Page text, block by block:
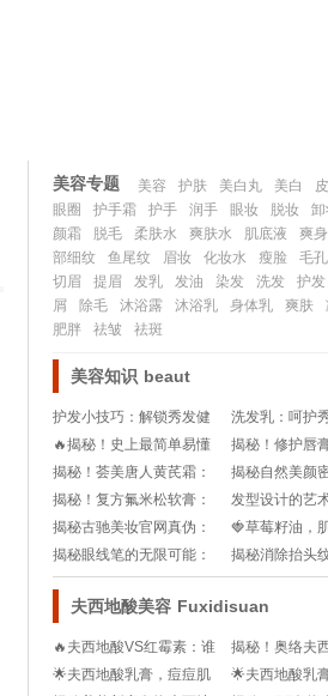
美容专题 美容 护肤 美白丸 美白
眼圈
护手霜 护手 润手 眼妆 脱妆
颜霜
脱毛 柔肤水 爽肤水 肌底液 爽
部细纹
鱼尾纹 眉妆 化妆水 瘦脸 毛
切眉
提眉 发乳 发油 染发 洗发 护发
屑
除毛 沐浴露 沐浴乳 身体乳 爽肤
肥胖
祛皱 祛斑
美容知识 beaut
护发小技巧：解锁秀发健
康与光泽的秘密
洗发乳：呵护
武器
🔥揭秘！史上最简单易懂
的眉妆卸妆教程，轻松告
别尴尬时刻!
揭秘！修护唇
楚，你值得拥
揭秘！荟美唐人黄芪霜：
是传说中的宝藏国货还是
名副其实的名牌？🔍🌟
揭秘自然美颜
眉型大揭秘🔍
揭秘！复方氟米松软膏：
脸上的护肤新选择？!
发型设计的艺
与风格的巧妙
揭秘古驰美妆官网真伪：
一招教你轻松鉴别！🔍官
方网站验证指南🌟
🍓草莓籽油，
宝藏！它真的
吗？🔍
揭秘眼线笔的无限可能：
不仅仅画眼线那么简单!
揭秘消除抬头
略
夫西地酸美容 Fuxidisuan
🔥夫西地酸VS红霉素：谁
才是皮肤炎症的救星？决
战软膏界的王者！🔥
揭秘！奥络夫
膏：真相背后
🌟夫西地酸乳膏，痘痘肌
🌟夫西地酸乳